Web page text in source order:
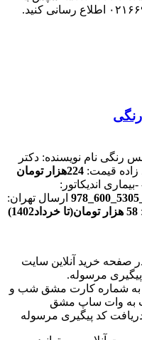
رنگی نام نویسنده: دکتر
قیمت:
-بیماری اندیکاتور:
ارسال تهران:
58 هزار تومان(تا خرداد1402)
صفحه خرید آنلاین سایت
مرسوله.
به شماره کارت مشق شب و
به وات ساپ مشق